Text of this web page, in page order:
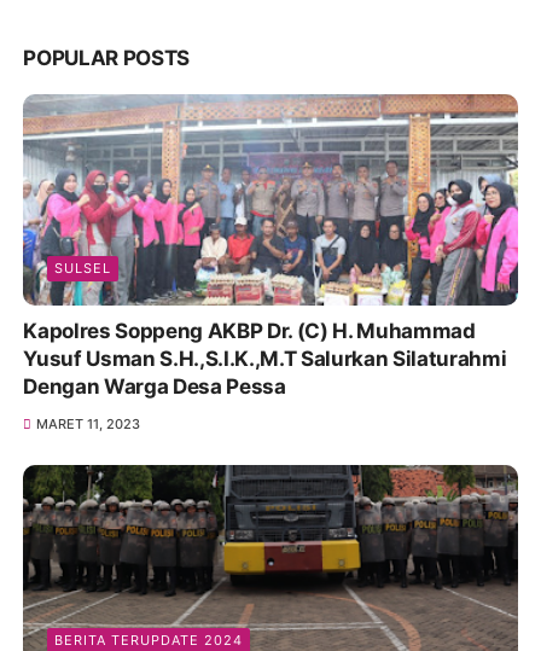
POPULAR POSTS
SULSEL
Kapolres Soppeng AKBP Dr. (C) H. Muhammad
Yusuf Usman S.H.,S.I.K.,M.T Salurkan Silaturahmi
Dengan Warga Desa Pessa
MARET 11, 2023
BERITA TERUPDATE 2024